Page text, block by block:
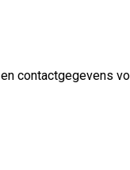
en contactgegevens